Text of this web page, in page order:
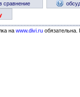
сравнение
на www.divi.ru